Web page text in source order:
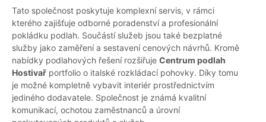
Tato společnost poskytuje komplexní servis, v rámci
kterého zajišťuje odborné poradenství a profesionální
pokládku podlah. Součástí služeb jsou také bezplatné
služby jako zaměření a sestavení cenových návrhů. Kromě
nabídky podlahových řešení rozšiřuje Centrum podlah
Hostivař portfolio o italské rozkládací pohovky. Díky tomu
je možné kompletně vybavit interiér prostřednictvím
jediného dodavatele. Společnost je známá kvalitní
komunikací, ochotou zaměstnanců a úrovní